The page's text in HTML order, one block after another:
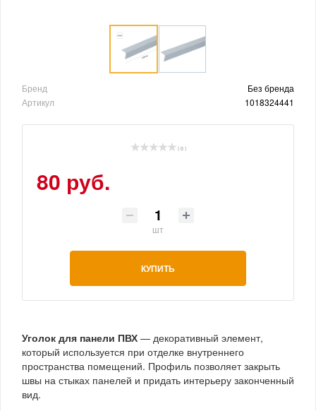
Бренд
Без бренда
Артикул
1018324441
( 0 )
80 руб.
шт
КУПИТЬ
Уголок для панели ПВХ — декоративный элемент,
который используется при отделке внутреннего
пространства помещений. Профиль позволяет закрыть
швы на стыках панелей и придать интерьеру законченный
вид.